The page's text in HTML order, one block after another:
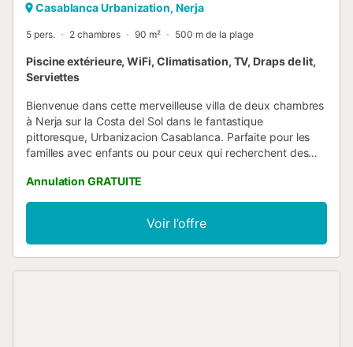
Casablanca Urbanization, Nerja
5 pers. 2 chambres 90 m² 500 m de la plage
Piscine extérieure, WiFi, Climatisation, TV, Draps de lit,
Serviettes
Bienvenue dans cette merveilleuse villa de deux chambres
à Nerja sur la Costa del Sol dans le fantastique
pittoresque, Urbanizacion Casablanca. Parfaite pour les
familles avec enfants ou pour ceux qui recherchent des
de la plage, mais encore incroyablement ouvert et paisible
! Cette belle villa indépendante avec climatisation dispose
d'une fabuleuse piscine communautaire et de jardins. La
villa est située dans une urbanización inspirée par la
connexion marocaine de l'Andalousie avec des flèches,
Annulation GRATUITE
Voir l’offre